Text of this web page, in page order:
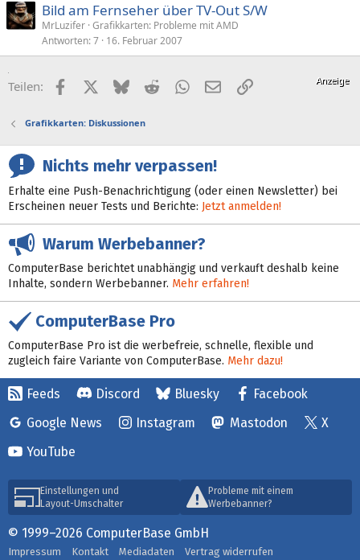
Bild am Fernseher über TV-Out S/W
MrLuzifer Grafikkarten: Probleme mit AMD
Antworten 7 16. Februar 2007
Teilen: FacebookX (Twitter)
BlueskyRedditWhatsApp
E-MailLink
Grafikkarten: Diskussionen
Nichts mehr verpassen!
Erhalte eine Push-Benachrichtigung (oder einen Newsletter) bei
Erscheinen neuer Tests und Berichte: Jetzt anmelden!
Warum Werbebanner?
ComputerBase berichtet unabhängig und verkauft deshalb keine
Inhalte, sondern Werbebanner. Mehr erfahren!
ComputerBase Pro
ComputerBase Pro ist die werbefreie, schnelle, flexible und
zugleich faire Variante von ComputerBase. Mehr dazu!
Feeds Discord Bluesky
Facebook
Google News
Instagram Mastodon
X
YouTube
Einstellungen und
Layout-Umschalter
Probleme mit einem
Werbebanner?
© 1999–2026 ComputerBase GmbH
Impressum Kontakt Mediadaten Vertrag widerrufen